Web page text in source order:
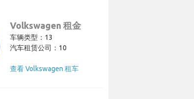
Volkswagen 租金
车辆类型：13
汽车租赁公司：10
查看 Volkswagen 租车